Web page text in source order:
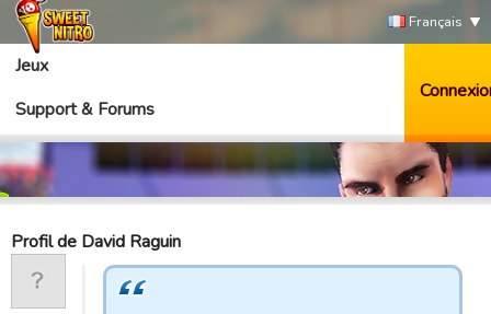
Français
Jeux
Support & Forums
Profil de David Raguin